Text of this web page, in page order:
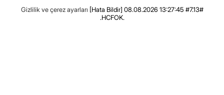
Gizlilik ve çerez ayarları [Hata Bildir] 08.08.2026 13:27:45 #7.13#
.HCFOK.